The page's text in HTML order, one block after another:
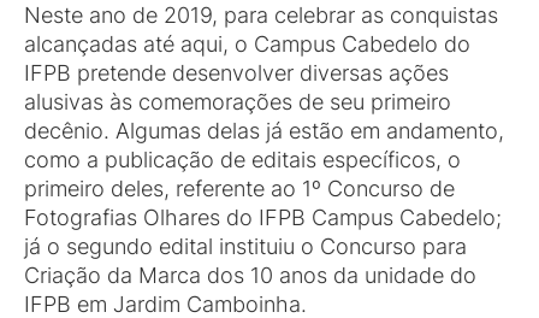
Neste ano de 2019, para celebrar as conquistas
alcançadas até aqui, o Campus Cabedelo do
IFPB pretende desenvolver diversas ações
alusivas às comemorações de seu primeiro
decênio. Algumas delas já estão em andamento,
como a publicação de editais específicos, o
primeiro deles, referente ao 1º Concurso de
Fotografias Olhares do IFPB Campus Cabedelo;
já o segundo edital instituiu o Concurso para
Criação da Marca dos 10 anos da unidade do
IFPB em Jardim Camboinha.